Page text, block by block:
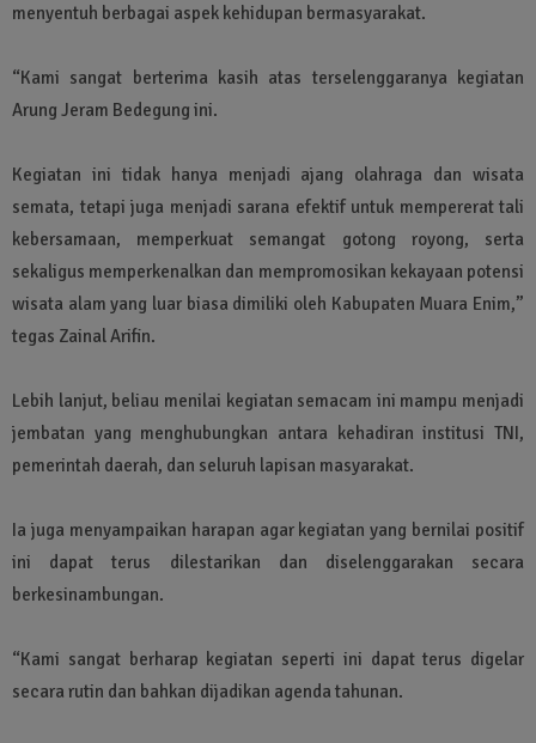
menyentuh berbagai aspek kehidupan bermasyarakat.
“Kami sangat berterima kasih atas terselenggaranya kegiatan
Arung Jeram Bedegung ini.
Kegiatan ini tidak hanya menjadi ajang olahraga dan wisata
semata, tetapi juga menjadi sarana efektif untuk mempererat tali
kebersamaan, memperkuat semangat gotong royong, serta
sekaligus memperkenalkan dan mempromosikan kekayaan potensi
wisata alam yang luar biasa dimiliki oleh Kabupaten Muara Enim,”
tegas Zainal Arifin.
Lebih lanjut, beliau menilai kegiatan semacam ini mampu menjadi
jembatan yang menghubungkan antara kehadiran institusi TNI,
pemerintah daerah, dan seluruh lapisan masyarakat.
Ia juga menyampaikan harapan agar kegiatan yang bernilai positif
ini dapat terus dilestarikan dan diselenggarakan secara
berkesinambungan.
“Kami sangat berharap kegiatan seperti ini dapat terus digelar
secara rutin dan bahkan dijadikan agenda tahunan.